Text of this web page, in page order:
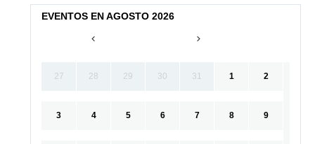
EVENTOS EN AGOSTO 2026
27 28 29 30 31 1 2
3 4 5 6 7 8 9